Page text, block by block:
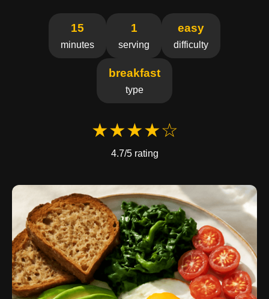
15
minutes
1
serving
easy
difficulty
breakfast
type
★★★★☆
4.7/5 rating